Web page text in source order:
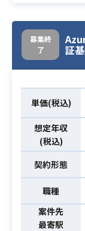
募集終
了
証
単価(税込)
想定年収
(税込)
契約形態
職種
案件先
最寄駅